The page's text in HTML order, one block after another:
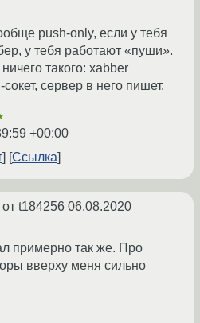
push-only, если у тебя
у тебя работают «пуши».
такого: xabber
сервер в него пишет.
+00:00
Ссылка
от t184256 06.08.2020
примерно так же. Про
вверху меня сильно